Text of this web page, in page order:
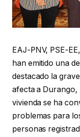
EAJ-PNV, PSE-
han emitido una
destacado la
afecta a Durango,
vivienda se ha
problemas para
personas